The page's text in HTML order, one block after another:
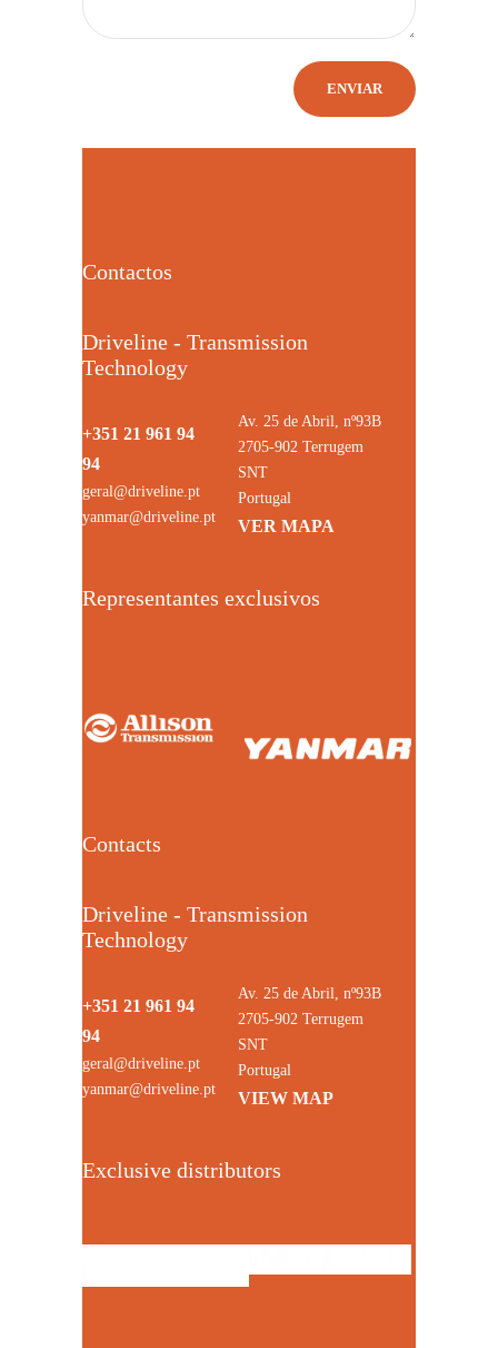
Contactos
Driveline - Transmission
Technology
+351 21 961 94
94
geral@driveline.pt
yanmar@driveline.pt
Av. 25 de Abril, nº93B
2705-902 Terrugem
SNT
Portugal
VER MAPA
Representantes exclusivos
Contacts
Driveline - Transmission
Technology
+351 21 961 94
94
geral@driveline.pt
yanmar@driveline.pt
Av. 25 de Abril, nº93B
2705-902 Terrugem
SNT
Portugal
VIEW MAP
Exclusive distributors